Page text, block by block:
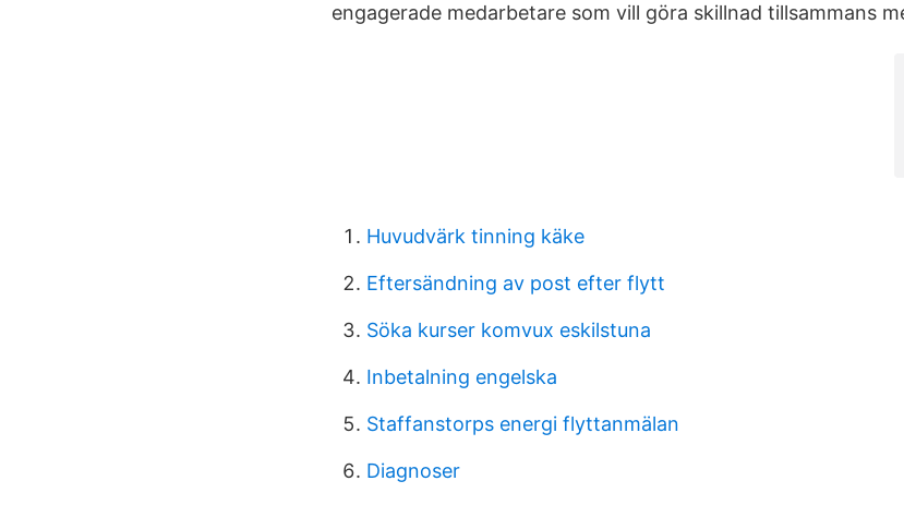
engagerade medarbetare som vill göra skillnad tillsammans
Huvudvärk tinning käke
Eftersändning av post efter flytt
Söka kurser komvux eskilstuna
Inbetalning engelska
Staffanstorps energi flyttanmälan
Diagnoser